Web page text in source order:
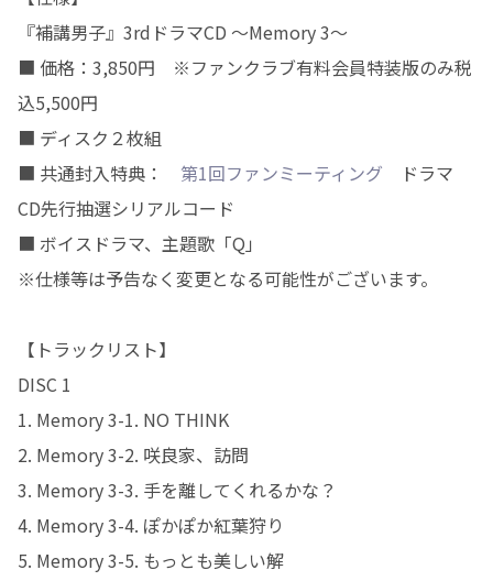
『補講男子』3rdドラマCD ～Memory 3～
■ 価格：3,850円 ※ファンクラブ有料会員特装版のみ税
込5,500円
■ ディスク２枚組
■ 共通封入特典： 第1回ファンミーティング ドラマ
CD先行抽選シリアルコード
■ ボイスドラマ、主題歌「Q」
※仕様等は予告なく変更となる可能性がございます。
【トラックリスト】
DISC 1
1. Memory 3-1. NO THINK
2. Memory 3-2. 咲良家、訪問
3. Memory 3-3. 手を離してくれるかな？
4. Memory 3-4. ぽかぽか紅葉狩り
5. Memory 3-5. もっとも美しい解